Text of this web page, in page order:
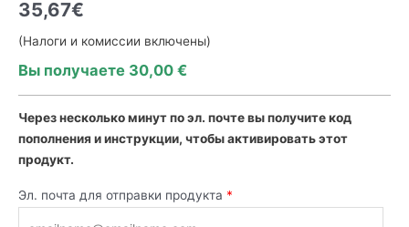
35,67€
(Налоги и комиссии включены)
Вы получаете 30,00 €
Через несколько минутпо эл. почтевы получите код
пополнения и инструкции, чтобы активировать этот
продукт.
Эл. почта для отправки продукта *